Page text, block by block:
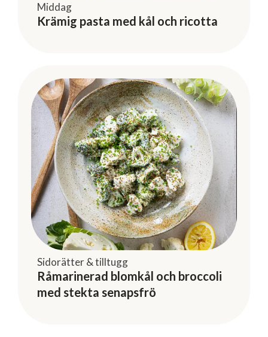
Middag
Krämig pasta med kål och ricotta
Sidorätter & tilltugg
Råmarinerad blomkål och broccoli
med stekta senapsfrö